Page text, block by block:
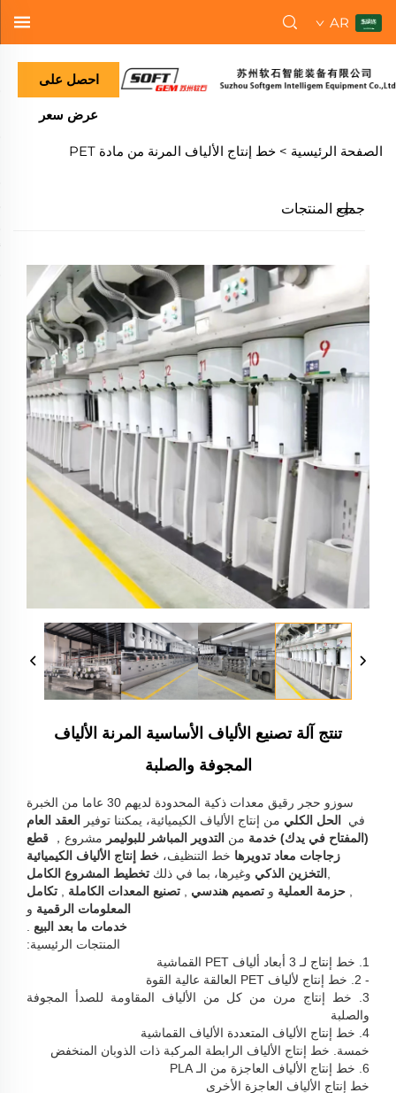
AR
احصل على
عرض سعر
الصفحة الرئيسية > خط إنتاج الألياف المرنة من مادة PET
جميع المنتجات
تنتج آلة تصنيع الألياف الأساسية المرنة الألياف
المجوفة والصلبة
سوزو حجر رقيق معدات ذكية المحدودة لديهم 30 عاما من الخبرة
في
الحل الكلي من إنتاج الألياف الكيميائية، يمكننا توفير
العقد العام
(المفتاح في يدك) خدمة من التدوير المباشر للبوليمر مشروع， قطع
زجاجات معاد تدويرها خط التنظيف، خط إنتاج الألياف الكيميائية
, التخزين الذكي وغيرها، بما في ذلك تخطيط المشروع الكامل
, حزمة العملية و تصميم هندسي , تصنيع المعدات الكاملة , تكامل
المعلومات الرقمية و
خدمات ما بعد البيع .
المنتجات الرئيسية:
1. خط إنتاج لـ 3 أبعاد ألياف PET القماشية
- 2. خط إنتاج لألياف PET العالقة عالية القوة
3. خط إنتاج مرن من كل من الألياف المقاومة للصدأ المجوفة
والصلبة
4. خط إنتاج الألياف المتعددة الألياف القماشية
خمسة. خط إنتاج الألياف الرابطة المركبة ذات الذوبان المنخفض
6. خط إنتاج الألياف العاجزة من الـ PLA
خط إنتاج الألياف العاجزة الأخرى